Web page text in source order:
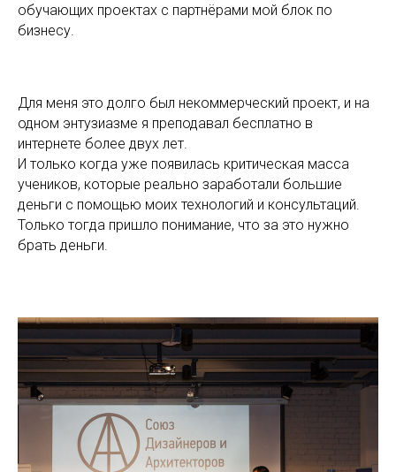
обучающих проектах с партнёрами мой блок по
бизнесу.
Для меня это долго был некоммерческий проект, и на
одном энтузиазме я преподавал бесплатно в
интернете более двух лет.
И только когда уже появилась критическая масса
учеников, которые реально заработали большие
деньги с помощью моих технологий и консультаций.
Только тогда пришло понимание, что за это нужно
брать деньги.